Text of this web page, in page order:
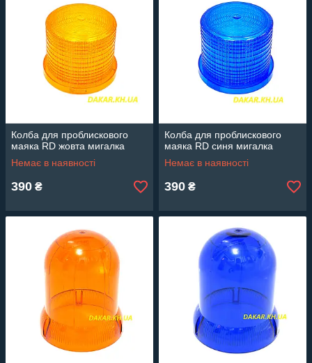
Колба для проблискового
маяка RD жовта мигалка
Немає в наявності
390 ₴
Колба для проблискового
маяка RD синя мигалка
Немає в наявності
390 ₴